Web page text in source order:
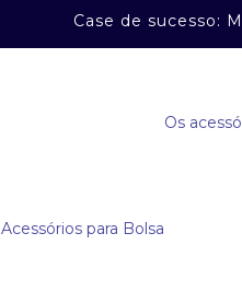
Case de sucesso:
Os
Acessórios para Bolsa